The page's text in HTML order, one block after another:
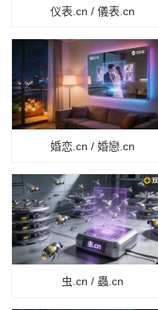
仪表.cn / 儀表.cn
婚恋.cn / 婚戀.cn
虫.cn / 蟲.cn